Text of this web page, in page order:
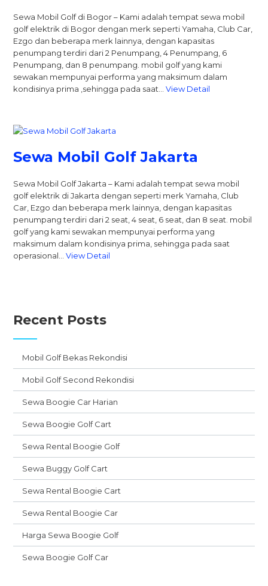
Sewa Mobil Golf di Bogor – Kami adalah tempat sewa mobil
golf elektrik di Bogor dengan merk seperti Yamaha, Club Car,
Ezgo dan beberapa merk lainnya, dengan kapasitas
penumpang terdiri dari 2 Penumpang, 4 Penumpang, 6
Penumpang, dan 8 penumpang. mobil golf yang kami
sewakan mempunyai performa yang maksimum dalam
kondisinya prima ,sehingga pada saat…View Detail
Sewa Mobil Golf Jakarta
Sewa Mobil Golf Jakarta – Kami adalah tempat sewa mobil
golf elektrik di Jakarta dengan seperti merk Yamaha, Club
Car, Ezgo dan beberapa merk lainnya, dengan kapasitas
penumpang terdiri dari 2 seat, 4 seat, 6 seat, dan 8 seat. mobil
golf yang kami sewakan mempunyai performa yang
maksimum dalam kondisinya prima, sehingga pada saat
operasional…View Detail
Recent Posts
Mobil Golf Bekas Rekondisi
Mobil Golf Second Rekondisi
Sewa Boogie Car Harian
Sewa Boogie Golf Cart
Sewa Rental Boogie Golf
Sewa Buggy Golf Cart
Sewa Rental Boogie Cart
Sewa Rental Boogie Car
Harga Sewa Boogie Golf
Sewa Boogie Golf Car